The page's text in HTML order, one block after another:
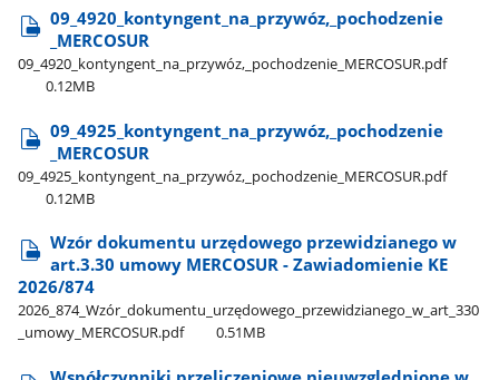
09​_4920​_kontyngent​_na​_przywóz,​_pochodzenie​
_MERCOSUR
09​_4920​_kontyngent​_na​_przywóz,​_pochodzenie​_MERCOSUR.pdf
0.12MB
09​_4925​_kontyngent​_na​_przywóz,​_pochodzenie​
_MERCOSUR
09​_4925​_kontyngent​_na​_przywóz,​_pochodzenie​_MERCOSUR.pdf
0.12MB
Wzór dokumentu urzędowego przewidzianego w
art.3.30 umowy MERCOSUR - Zawiadomienie KE
2026/874
2026​_874​_Wzór​_dokumentu​_urzędowego​_przewidzianego​_w​_art​_330​
_umowy​_MERCOSUR.pdf
0.51MB